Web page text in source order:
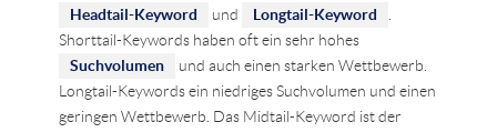
Headtail-Keyword
und Longtail-Keyword
Shorttail-Keywords haben oft ein sehr hohes
Suchvolumen
und auch einen starken Wettbewerb.
Longtail-Keywords ein niedriges Suchvolumen und einen
geringen Wettbewerb. Das Midtail-Keyword ist der